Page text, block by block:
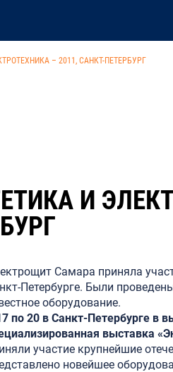
– 2011, САНКТ-ПЕТЕРБУРГ
И
Самара приняла
Петербурге. Были
оборудование.
по 20 в Санкт-Петербурге в
выставка
участие крупнейшие
новейшее